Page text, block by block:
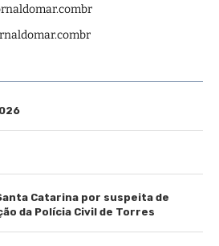
Catarina por suspeita de
da Polícia Civil de Torres